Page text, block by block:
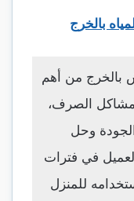
بالخرج
بالخرج من أهم
مشاكل الصرف،
وحل
في فترات
للمنزل